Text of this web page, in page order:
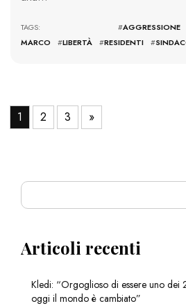
TAGS: #AGGRESSIONE
MARCO
#LIBERTÀ #RESIDENTI #
1 2 3 »
Articoli recenti
Kledi: “Orgoglioso di essere uno dei
oggi il mondo è cambiato”